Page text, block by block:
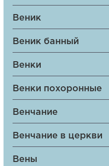
Веник
Веник банный
Венки
Венки похоронные
Венчание
Венчание в церкви
Вены